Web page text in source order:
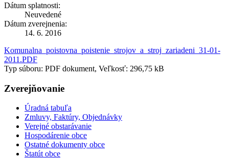
Dátum splatnosti:
Neuvedené
Dátum zverejnenia:
14. 6. 2016
Komunalna_poistovna_poistenie_strojov_a_stroj_zariadeni_31-01-
2011.PDF
Typ súboru: PDF dokument, Veľkosť: 296,75 kB
Zverejňovanie
Úradná tabuľa
Zmluvy, Faktúry, Objednávky
Verejné obstarávanie
Hospodárenie obce
Ostatné dokumenty obce
Štatút obce